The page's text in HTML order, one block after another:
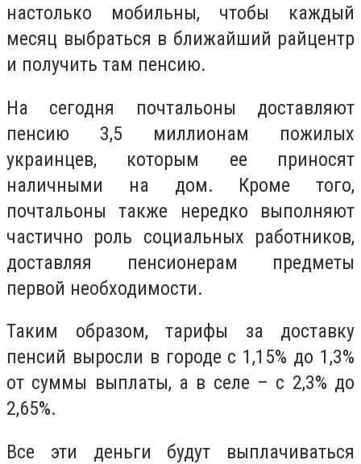
настолько мобильны, чтобы каждый
месяц выбраться в ближайший райцентр
и получить там пенсию.
На сегодня почтальоны доставляют
пенсию 3,5 миллионам пожилых
украинцев, которым ее приносят
наличными на дом. Кроме того,
почтальоны также нередко выполняют
частично роль социальных работников,
доставляя пенсионерам предметы
первой необходимости.
Таким образом, тарифы за доставку
пенсий выросли в городе с 1,15% до 1,3%
от суммы выплаты, а в селе – с 2,3% до
2,65%.
Все эти деньги будут выплачиваться